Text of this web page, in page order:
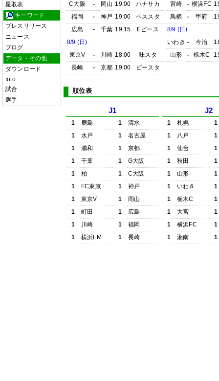
星取表
キーワード
プレスリリース
ニュース
ブログ
データ・その他
ダウンロード
toto
試合
選手
C大阪
- 岡山 19:00
ハナサカ
福岡
- 神戸 19:00
ベススタ
広島
- 千葉 19:15
Eピース
8/9 (日)
東京V
- 川崎 18:00
味スタ
長崎
- 京都 19:00 ピースタ
宮崎
- 横浜FC
鳥栖
- 甲府
8/9 (日)
いわき - 今治
山形
- 栃木C
順位表
J1
1 鹿島 1
清水
1
水戸 1
名古屋
1
浦和 1
京都
1
千葉 1
G大阪
1
柏 1
C大阪
1
FC東京 1
神戸
1
東京V 1
岡山
1
町田 1
広島
1
川崎 1
福岡
1
横浜FM 1 長崎
J2
1 札幌
1
1
八戸
1
1
仙台
1
1
秋田
1
1
山形
1
1
いわき
1
1
栃木C
1
1
大宮
1
1
横浜FC
1
1
湘南 1